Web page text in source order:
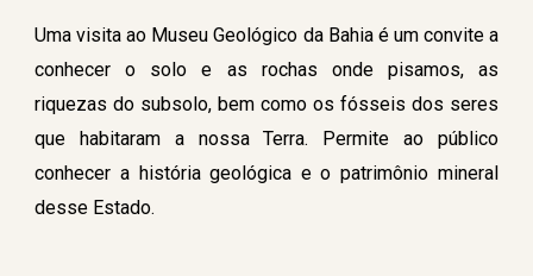
Uma visita ao Museu Geológico da Bahia é um convite a
conhecer o solo e as rochas onde pisamos, as
riquezas do subsolo, bem como os fósseis dos seres
que habitaram a nossa Terra. Permite ao público
conhecer a história geológica e o patrimônio mineral
desse Estado.